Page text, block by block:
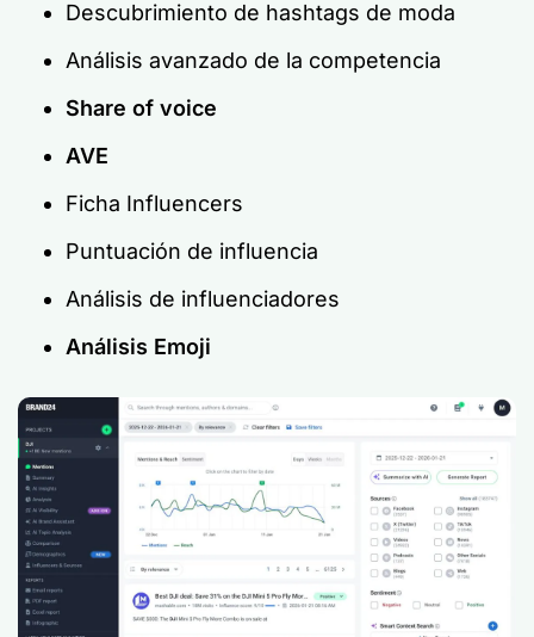
Descubrimiento de hashtags de moda
Análisis avanzado de la competencia
Share of voice
AVE
Ficha Influencers
Puntuación de influencia
Análisis de influenciadores
Análisis Emoji